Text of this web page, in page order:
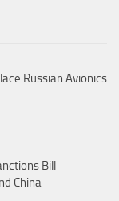
Russian Avionics
Bill
China